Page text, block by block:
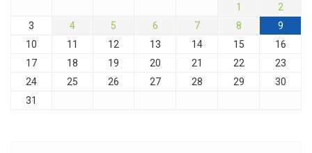
1
2
3
4 5 6 7 8
9
10
11 12 13 14 15
16
17
18 19 20 21 22
23
24
25 26 27 28 29
30
31